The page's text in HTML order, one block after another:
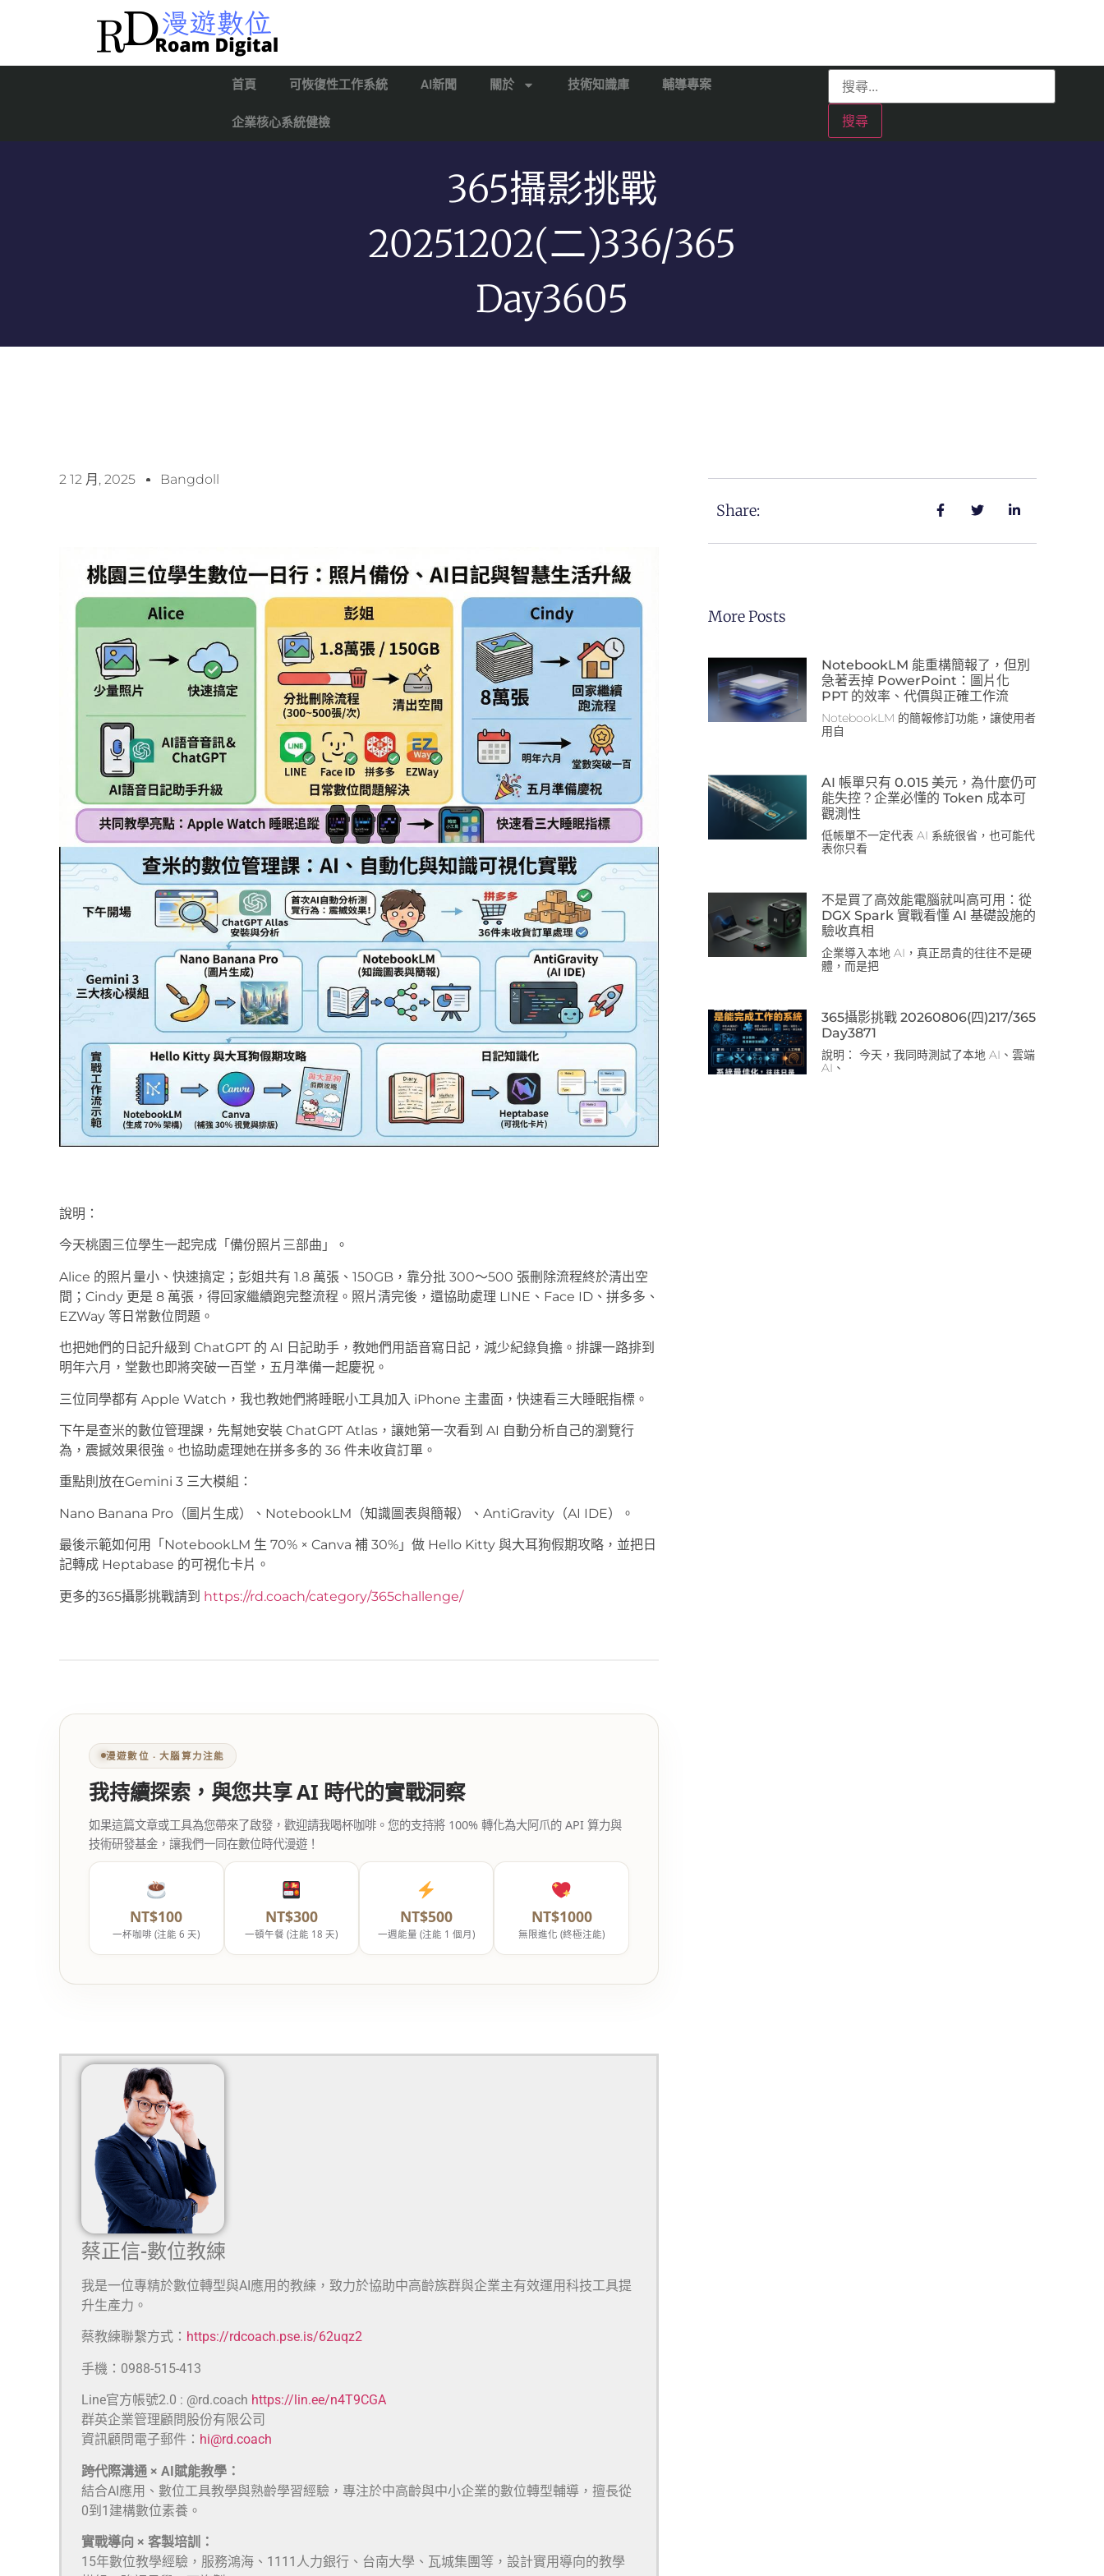
首頁 可恢復性工作系統 AI新聞 關於 技術知識庫 輔導專案
企業核心系統健檢
365攝影挑戰
20251202(二)336/365
Day3605
2 12 月, 2025 Bangdoll
說明：
今天桃園三位學生一起完成「備份照片三部曲」。
Alice 的照片量小、快速搞定；彭姐共有 1.8 萬張、150GB，靠分批 300～500 張刪除流程終於清出空
間；Cindy 更是 8 萬張，得回家繼續跑完整流程。照片清完後，還協助處理 LINE、Face ID、拼多多、
EZWay 等日常數位問題。
也把她們的日記升級到 ChatGPT 的 AI 日記助手，教她們用語音寫日記，減少紀錄負擔。排課一路排到
明年六月，堂數也即將突破一百堂，五月準備一起慶祝。
三位同學都有 Apple Watch，我也教她們將睡眠小工具加入 iPhone 主畫面，快速看三大睡眠指標。
下午是查米的數位管理課，先幫她安裝 ChatGPT Atlas，讓她第一次看到 AI 自動分析自己的瀏覽行
為，震撼效果很強。也協助處理她在拼多多的 36 件未收貨訂單。
重點則放在Gemini 3 三大模組：
Nano Banana Pro（圖片生成）、NotebookLM（知識圖表與簡報）、AntiGravity（AI IDE）。
最後示範如何用「NotebookLM 生 70% × Canva 補 30%」做 Hello Kitty 與大耳狗假期攻略，並把日
記轉成 Heptabase 的可視化卡片。
更多的365攝影挑戰請到 https://rd.coach/category/365challenge/
漫遊數位 ‧ 大腦算力注能
我持續探索，與您共享 AI 時代的實戰洞察
如果這篇文章或工具為您帶來了啟發，歡迎請我喝杯咖啡。您的支持將 100% 轉化為大阿爪的 API 算力與
技術研發基金，讓我們一同在數位時代漫遊！
NT$100
一杯咖啡 (注能 6 天)
NT$300
一頓午餐 (注能 18 天)
NT$500
一週能量 (注能 1 個月)
NT$1000
無限進化 (終極注能)
蔡正信-數位教練
我是一位專精於數位轉型與AI應用的教練，致力於協助中高齡族群與企業主有效運用科技工具提
升生產力。
蔡教練聯繫方式： https://rdcoach.pse.is/62uqz2
手機：0988-515-413
Line官方帳號2.0 : @rd.coach https://lin.ee/n4T9CGA
群英企業管理顧問股份有限公司
資訊顧問電子郵件： hi@rd.coach
跨代際溝通 × AI賦能教學：
結合AI應用、數位工具教學與熟齡學習經驗，專注於中高齡與中小企業的數位轉型輔導，擅長從
0到1建構數位素養。
實戰導向 × 客製培訓：
15年數位教學經驗，服務鴻海、1111人力銀行、台南大學、瓦城集團等，設計實用導向的教學
Share:
More Posts
NotebookLM 能重構簡報了，但別
急著丟掉 PowerPoint：圖片化
PPT 的效率、代價與正確工作流
NotebookLM 的簡報修訂功能，讓使用者
用自
AI 帳單只有 0.015 美元，為什麼仍可
能失控？企業必懂的 Token 成本可
觀測性
低帳單不一定代表 AI 系統很省，也可能代
表你只看
不是買了高效能電腦就叫高可用：從
DGX Spark 實戰看懂 AI 基礎設施的
驗收真相
企業導入本地 AI，真正昂貴的往往不是硬
體，而是把
365攝影挑戰 20260806(四)217/365
Day3871
說明： 今天，我同時測試了本地 AI、雲端
AI、